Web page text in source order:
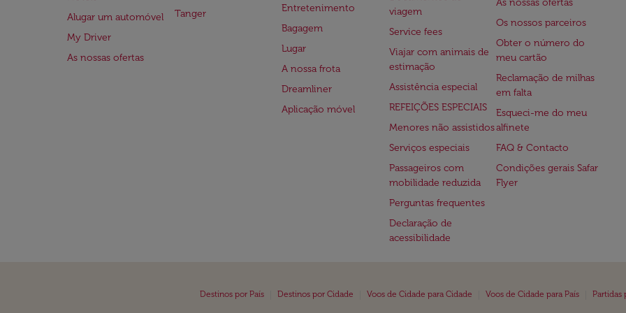
Alugar um automóvel
My Driver
As nossas ofertas
Tanger
Entretenimento
Bagagem
Lugar
A nossa frota
Dreamliner
Aplicação móvel
viagem
Service fees
Viajar com animais de
estimação
Assistência especial
REFEIÇÕES ESPECIAIS
Menores não assistidos
Serviços especiais
Passageiros com
mobilidade reduzida
Perguntas frequentes
Declaração de
acessibilidade
As nossas ofertas
Os nossos parceiros
Obter o número do
meu cartão
Reclamação de milhas
em falta
Esqueci-me do meu
alfinete
FAQ & Contacto
Condições gerais Safar
Flyer
Destinos por País Destinos por Cidade Voos de Cidade para Cidade Voos de Cidade para País Partidas